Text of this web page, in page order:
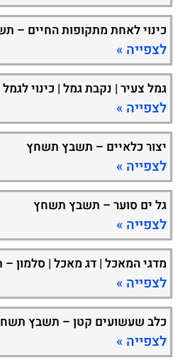
כינוי לאחת מתקופות החיים –
לצפייה »
גמל צעיר | נקבת גמל | כינוי
לצפייה »
יצור כלאיים – תשבץ תשחץ
לצפייה »
גל ים סוער – תשבץ תשחץ
לצפייה »
מדגי המאכל | דג מאכל | סלמון
לצפייה »
כלב שעשועים קטן – תשבץ
לצפייה »